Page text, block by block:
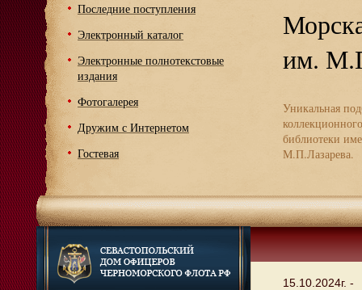
Последние поступления
Электронный каталог
Электронные полнотекстовые
издания
Фотогалерея
Дружим с Интернетом
Гостевая
им.
Уникальная
библиотеки
М.П.Лазарева.
15.10.2024г. -